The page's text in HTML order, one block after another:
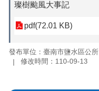
璨樹颱風大事記
pdf(72.01 KB)
發布單位：臺南市鹽水區公所
修改時間：110-09-13